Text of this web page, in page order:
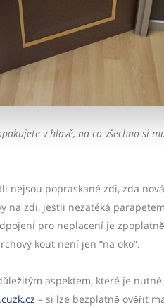
v hlavě, na co všechno si
nejsou popraskané zdi, zda
zdi, jestli nezatéká
pro neplacení je
kout není jen “na oko”.
aspektem, které je
– si lze bezplatně ověřit